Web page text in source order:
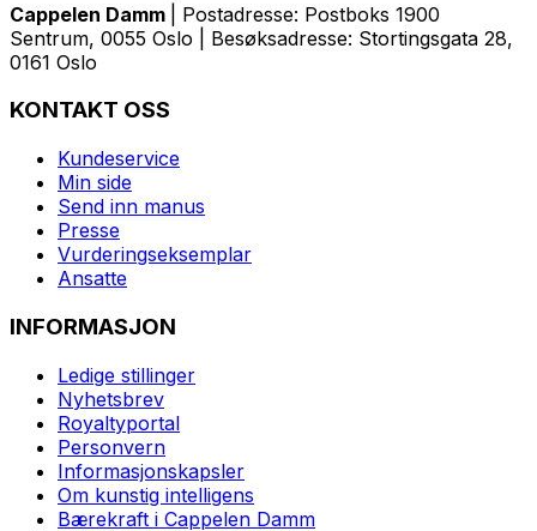
Cappelen Damm
| Postadresse: Postboks 1900
Sentrum, 0055 Oslo | Besøksadresse: Stortingsgata 28,
0161 Oslo
KONTAKT OSS
Kundeservice
Min side
Send inn manus
Presse
Vurderingseksemplar
Ansatte
INFORMASJON
Ledige stillinger
Nyhetsbrev
Royaltyportal
Personvern
Informasjonskapsler
Om kunstig intelligens
Bærekraft i Cappelen Damm